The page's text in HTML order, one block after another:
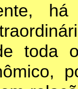
toda